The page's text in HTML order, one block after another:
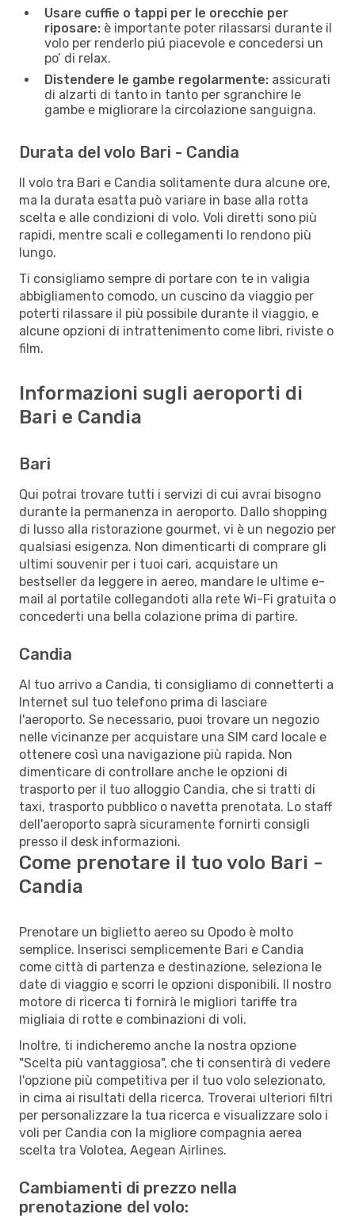
Usare cuffie o tappi per le orecchie per
riposare: è importante poter rilassarsi durante il
volo per renderlo piú piacevole e concedersi un
po’ di relax.
Distendere le gambe regolarmente: assicurati
di alzarti di tanto in tanto per sgranchire le
gambe e migliorare la circolazione sanguigna.
Durata del volo Bari - Candia
Il volo tra Bari e Candia solitamente dura alcune ore,
ma la durata esatta può variare in base alla rotta
scelta e alle condizioni di volo. Voli diretti sono più
rapidi, mentre scali e collegamenti lo rendono più
lungo.
Ti consigliamo sempre di portare con te in valigia
abbigliamento comodo, un cuscino da viaggio per
poterti rilassare il più possibile durante il viaggio, e
alcune opzioni di intrattenimento come libri, riviste o
film.
Informazioni sugli aeroporti di
Bari e Candia
Bari
Qui potrai trovare tutti i servizi di cui avrai bisogno
durante la permanenza in aeroporto. Dallo shopping
di lusso alla ristorazione gourmet, vi è un negozio per
qualsiasi esigenza. Non dimenticarti di comprare gli
ultimi souvenir per i tuoi cari, acquistare un
bestseller da leggere in aereo, mandare le ultime e-
mail al portatile collegandoti alla rete Wi-Fi gratuita o
concederti una bella colazione prima di partire.
Candia
Al tuo arrivo a Candia, ti consigliamo di connetterti a
Internet sul tuo telefono prima di lasciare
l'aeroporto. Se necessario, puoi trovare un negozio
nelle vicinanze per acquistare una SIM card locale e
ottenere così una navigazione più rapida. Non
dimenticare di controllare anche le opzioni di
trasporto per il tuo alloggio Candia, che si tratti di
taxi, trasporto pubblico o navetta prenotata. Lo staff
dell'aeroporto saprà sicuramente fornirti consigli
presso il desk informazioni.
Come prenotare il tuo volo Bari -
Candia
Prenotare un biglietto aereo su Opodo è molto
semplice. Inserisci semplicemente Bari e Candia
come città di partenza e destinazione, seleziona le
date di viaggio e scorri le opzioni disponibili. Il nostro
motore di ricerca ti fornirà le migliori tariffe tra
migliaia di rotte e combinazioni di voli.
Inoltre, ti indicheremo anche la nostra opzione
"Scelta più vantaggiosa", che ti consentirà di vedere
l'opzione più competitiva per il tuo volo selezionato,
in cima ai risultati della ricerca. Troverai ulteriori filtri
per personalizzare la tua ricerca e visualizzare solo i
voli per Candia con la migliore compagnia aerea
scelta tra Volotea, Aegean Airlines.
Cambiamenti di prezzo nella
prenotazione del volo: